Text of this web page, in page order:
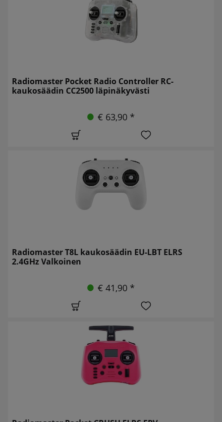
Radiomaster Pocket Radio Controller RC-
kaukosäädin CC2500 läpinäkyvästi
€ 63,90 *
Radiomaster T8L kaukosäädin EU-LBT ELRS
2.4GHz Valkoinen
€ 41,90 *